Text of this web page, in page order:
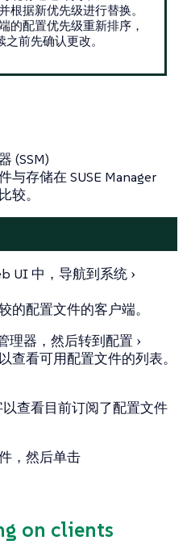
根据新优先级进行替换。
的配置优先级重新排序，
前先确认更改。
(SSM)
与存储在 SUSE Manager
较。
UI 中，导航到系统
的配置文件的客户端。
理器 ，然后转到配置
查看可用配置文件的列表。
查看目前订阅了配置文件
，然后单击
on clients